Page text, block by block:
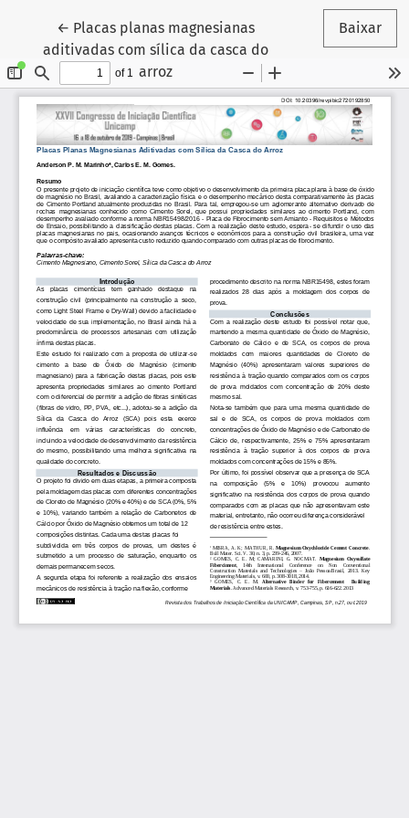
← Voltar aos Detalhes do Artigo
Placas planas magnesianas
aditivadas com sílica da casca do
arroz
Baixar